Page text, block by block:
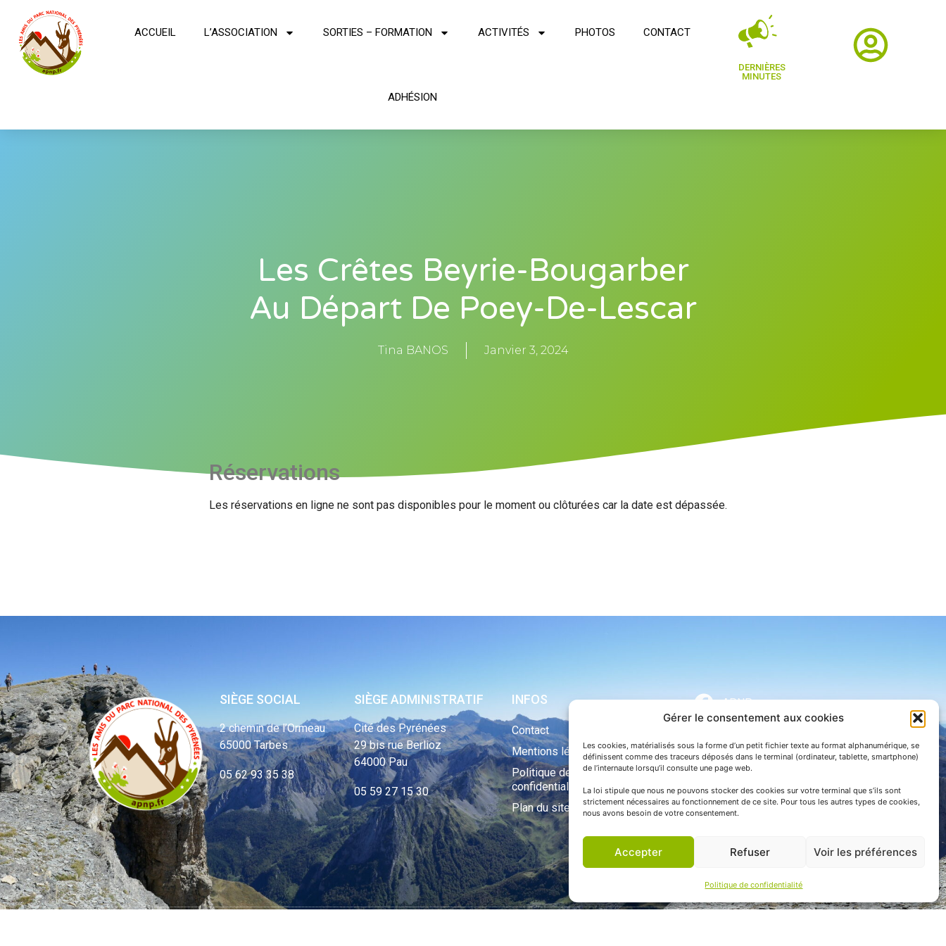
Gérer le consentement aux cookies
Les cookies, matérialisés sous la forme d’un petit fichier texte au format alphanumérique, se
définissent comme des traceurs déposés dans le terminal (ordinateur, tablette, smartphone)
de l’internaute lorsqu’il consulte une page web.
La loi stipule que nous ne pouvons stocker des cookies sur votre terminal que s’ils sont
strictement nécessaires au fonctionnement de ce site. Pour tous les autres types de cookies,
nous avons besoin de votre consentement.
Accepter Refuser Voir les préférences
Politique de confidentialité
ACCUEIL L’ASSOCIATION SORTIES – FORMATION ACTIVITÉS PHOTOS CONTACT
ADHÉSION
DERNIÈRES
MINUTES
Les Crêtes Beyrie-Bougarber
Au Départ De Poey-De-Lescar
Tina BANOS Janvier 3, 2024
Réservations
Les réservations en ligne ne sont pas disponibles pour le moment ou clôturées car la date est dépassée.
SIÈGE SOCIAL
2 chemin de l’Ormeau
65000 Tarbes
05 62 93 35 38
SIÈGE ADMINISTRATIF
Cité des Pyrénées
29 bis rue Berlioz
64000 Pau
05 59 27 15 30
INFOS
Contact
Mentions légales
Politique de
confidentialité
Plan du site
APNP
Parc national des Pyrénées